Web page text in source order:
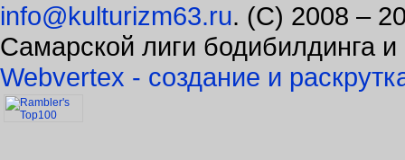
info@kulturizm63.ru. (C) 2008 –
Самарской лиги бодибилдинга
Webvertex - создание и